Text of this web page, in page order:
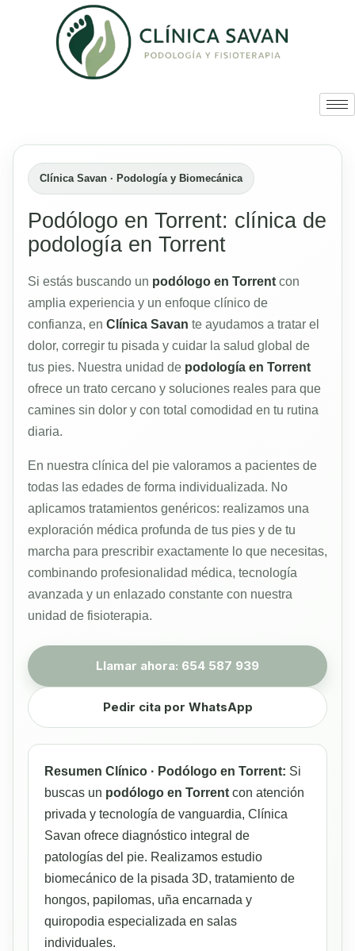
Clínica Savan · Podología y Biomecánica
Podólogo en Torrent: clínica de
podología en Torrent
Si estás buscando un podólogo en Torrent con
amplia experiencia y un enfoque clínico de
confianza, en Clínica Savan te ayudamos a tratar el
dolor, corregir tu pisada y cuidar la salud global de
tus pies. Nuestra unidad de podología en Torrent
ofrece un trato cercano y soluciones reales para que
camines sin dolor y con total comodidad en tu rutina
diaria.
En nuestra clínica del pie valoramos a pacientes de
todas las edades de forma individualizada. No
aplicamos tratamientos genéricos: realizamos una
exploración médica profunda de tus pies y de tu
marcha para prescribir exactamente lo que necesitas,
combinando profesionalidad médica, tecnología
avanzada y un enlazado constante con nuestra
unidad de fisioterapia.
Llamar ahora: 654 587 939
Pedir cita por WhatsApp
Resumen Clínico · Podólogo en Torrent: Si
buscas un podólogo en Torrent con atención
privada y tecnología de vanguardia, Clínica
Savan ofrece diagnóstico integral de
patologías del pie. Realizamos estudio
biomecánico de la pisada 3D, tratamiento de
hongos, papilomas, uña encarnada y
quiropodia especializada en salas
individuales.